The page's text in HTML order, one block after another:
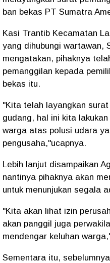
ban bekas PT Sumatra
Kasi Trantib Kecamatan
yang dihubungi wartawan,
mengatakan, pihaknya
pemanggilan kepada
bekas itu.
"Kita telah layangkan
gudang, hal ini kita
warga atas polusi udara
pengusaha,"ucapnya.
Lebih lanjut disampaikan
nantinya pihaknya akan
untuk menunjukan segala
"Kita akan lihat izin
akan panggil juga
mendengar keluhan
Sementara itu,